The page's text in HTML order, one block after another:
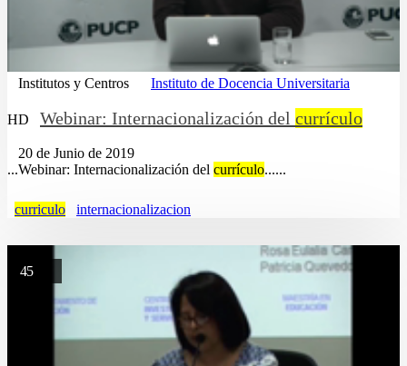
Institutos y Centros Instituto de Docencia Universitaria
HD Webinar: Internacionalización del currículo
20 de Junio de 2019
...Webinar: Internacionalización del currículo......
curriculo internacionalizacion
45